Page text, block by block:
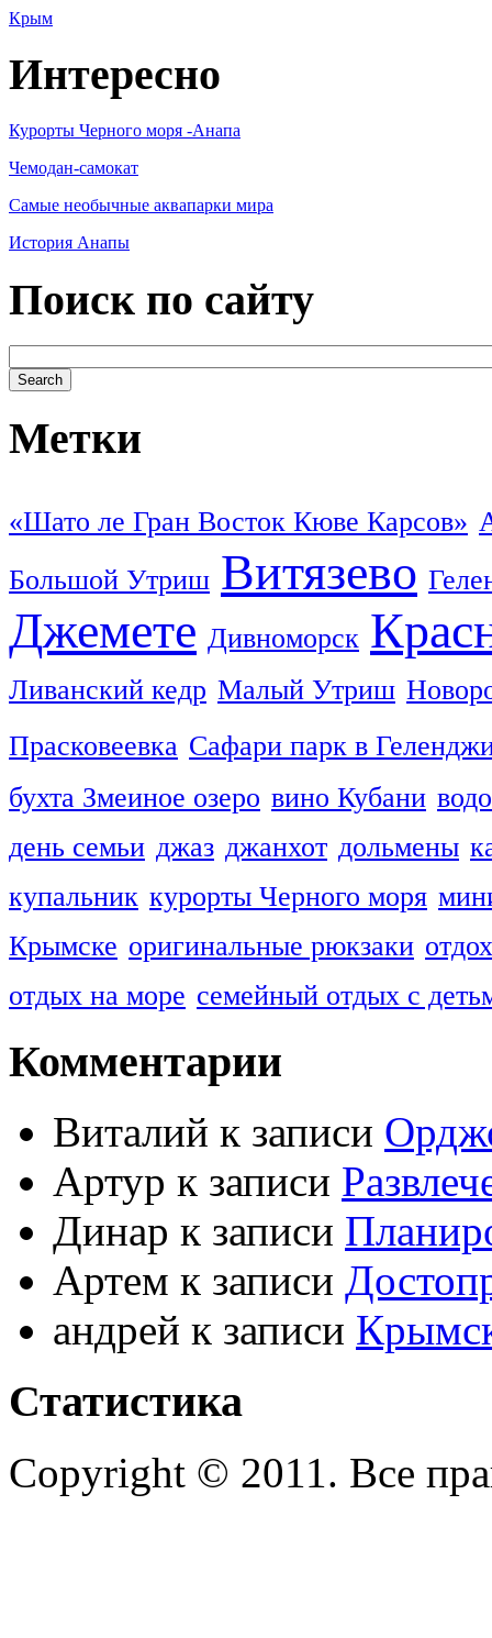
Крым
Интересно
Курорты Черного моря -Анапа
Чемодан-самокат
Самые необычные аквапарки мира
История Анапы
Поиск по сайту
Метки
«Шато ле Гран Восток Кюве Карсов»
Большой Утриш Витязево
Джемете Дивноморск
Ливанский кедр Малый Утриш
Прасковеевка Сафари парк в
бухта Змеиное озеро вино Кубани
день семьи джаз джанхот дольмены
купальник курорты Черного моря
Крымске оригинальные рюкзаки
отдых на море семейный отдых с
Комментарии
Виталий к записи
Артур к записи
Динар к записи
Артем к записи
андрей к записи
Статистика
Copyright © 2011. Все